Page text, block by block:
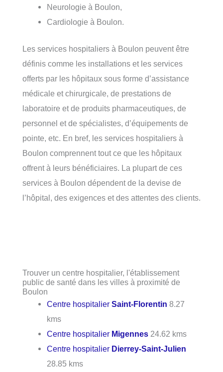
Neurologie à Boulon,
Cardiologie à Boulon.
Les services hospitaliers à Boulon peuvent être
définis comme les installations et les services
offerts par les hôpitaux sous forme d’assistance
médicale et chirurgicale, de prestations de
laboratoire et de produits pharmaceutiques, de
personnel et de spécialistes, d’équipements de
pointe, etc. En bref, les services hospitaliers à
Boulon comprennent tout ce que les hôpitaux
offrent à leurs bénéficiaires. La plupart de ces
services à Boulon dépendent de la devise de
l’hôpital, des exigences et des attentes des clients.
Trouver un centre hospitalier, l'établissement
public de santé dans les villes à proximité de
Boulon
Centre hospitalierSaint-Florentin 8.27
kms
Centre hospitalier Migennes 24.62 kms
Centre hospitalier Dierrey-Saint-Julien
28.85 kms